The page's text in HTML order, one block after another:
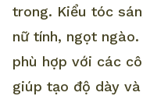
trong. Kiểu tóc
nữ tính, ngọt
phù hợp với các
giúp tạo độ dày